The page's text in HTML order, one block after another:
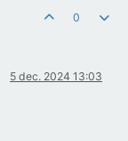
0
5 dec. 2024 13:03